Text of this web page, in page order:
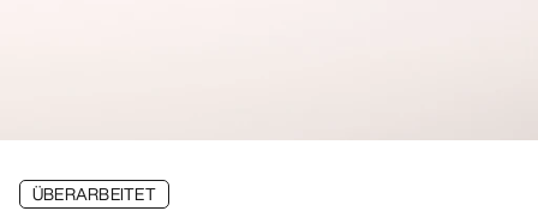
ÜBERARBEITET